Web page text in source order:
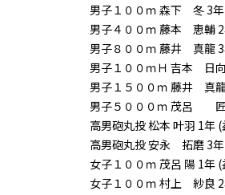
男子１００ｍ 森下 冬 3年
男子４００ｍ 藤本 恵輔
男子８００ｍ 藤井 真龍 3
男子１００ｍＨ 吉本 日向
男子１５００ｍ 藤井 真
男子５０００ｍ 茂呂 匠
高男砲丸投 松本 叶羽 1年
高男砲丸投 安永 拓磨 3
女子１００ｍ 茂呂 陽 1年 (
女子１００ｍ 村上 紗良 2